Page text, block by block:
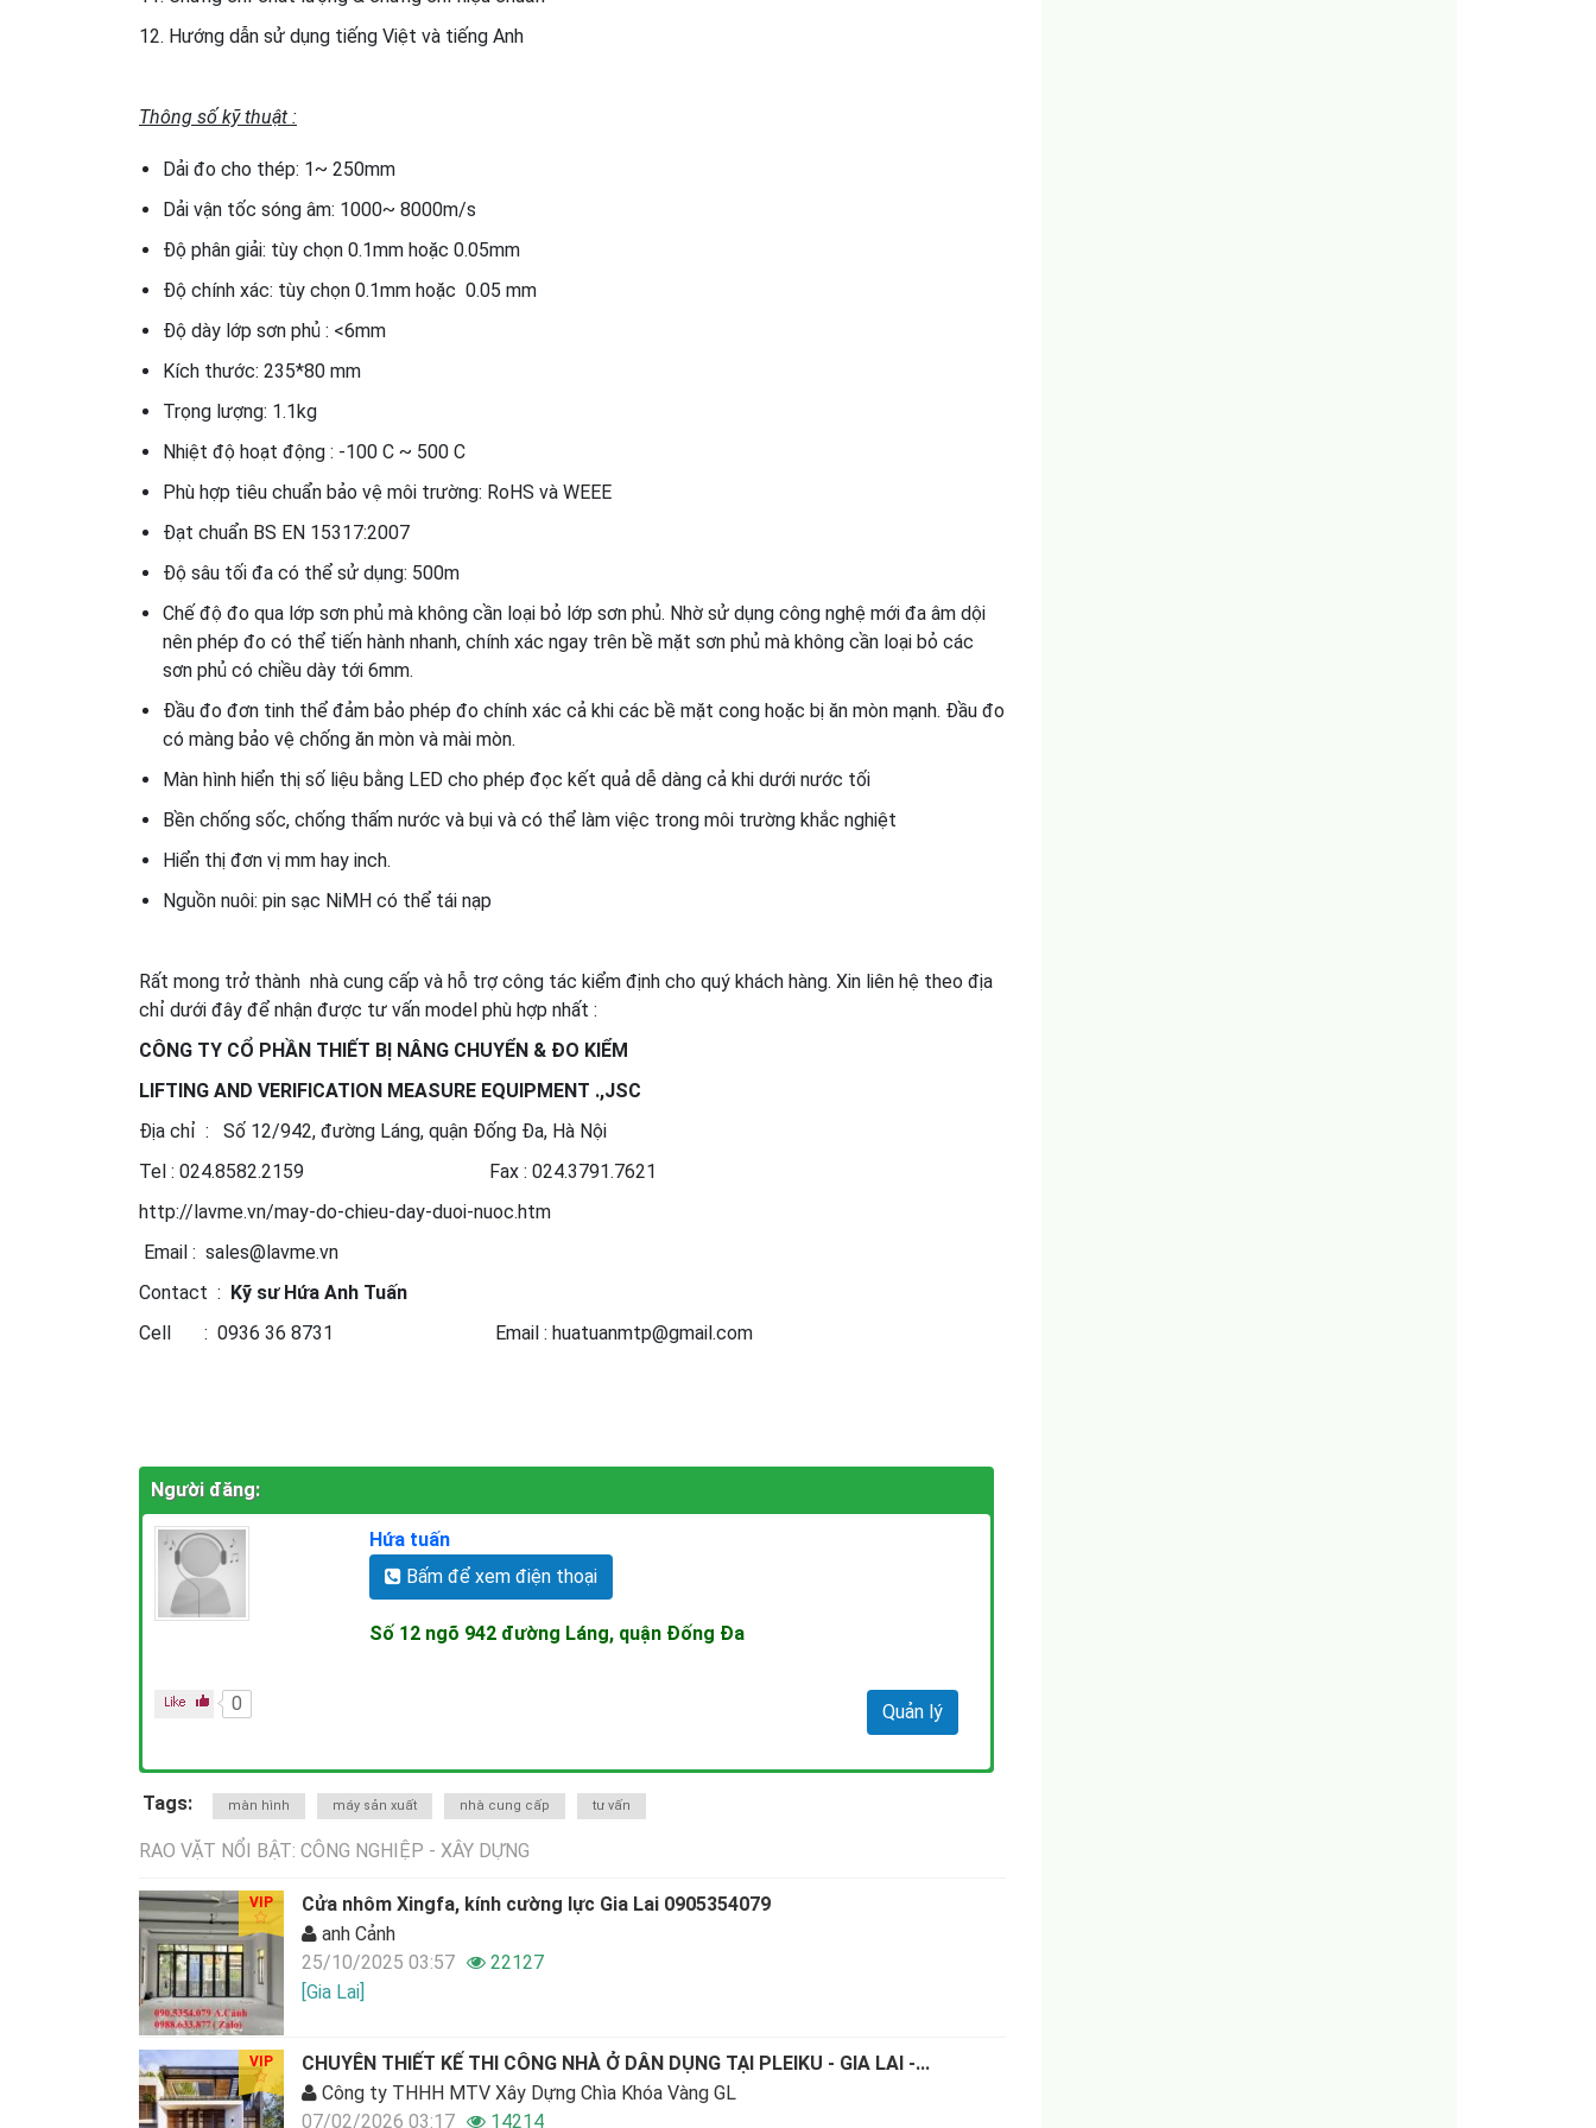
12. Hướng dẫn sử dụng tiếng Việt và tiếng Anh
Thông số kỹ thuật :
Dải đo cho thép: 1~ 250mm
Dải vận tốc sóng âm: 1000~ 8000m/s
Độ phân giải: tùy chọn 0.1mm hoặc 0.05mm
Độ chính xác: tùy chọn 0.1mm hoặc 0.05 mm
Độ dày lớp sơn phủ : <6mm
Kích thước: 235*80 mm
Trọng lượng: 1.1kg
Nhiệt độ hoạt động : -100 C ~ 500 C
Phù hợp tiêu chuẩn bảo vệ môi trường: RoHS và WEEE
Đạt chuẩn BS EN 15317:2007
Độ sâu tối đa có thể sử dụng: 500m
Chế độ đo qua lớp sơn phủ mà không cần loại bỏ lớp sơn phủ. Nhờ sử dụng công nghệ mới đa âm dội
nên phép đo có thể tiến hành nhanh, chính xác ngay trên bề mặt sơn phủ mà không cần loại bỏ các
sơn phủ có chiều dày tới 6mm.
Đầu đo đơn tinh thể đảm bảo phép đo chính xác cả khi các bề mặt cong hoặc bị ăn mòn mạnh. Đầu đo
có màng bảo vệ chống ăn mòn và mài mòn.
Màn hình hiển thị số liệu bằng LED cho phép đọc kết quả dễ dàng cả khi dưới nước tối
Bền chống sốc, chống thấm nước và bụi và có thể làm việc trong môi trường khắc nghiệt
Hiển thị đơn vị mm hay inch.
Nguồn nuôi: pin sạc NiMH có thể tái nạp
Rất mong trở thành nhà cung cấp và hỗ trợ công tác kiểm định cho quý khách hàng. Xin liên hệ theo địa
chỉ dưới đây để nhận được tư vấn model phù hợp nhất :
CÔNG TY CỔ PHẦN THIẾT BỊ NÂNG CHUYỂN & ĐO KIỂM
LIFTING AND VERIFICATION MEASURE EQUIPMENT .,JSC
Địa chỉ : Số 12/942, đường Láng, quận Đống Đa, Hà Nội
Tel : 024.8582.2159 Fax : 024.3791.7621
http://lavme.vn/may-do-chieu-day-duoi-nuoc.htm
Email : sales@lavme.vn
Contact : Kỹ sư Hứa Anh Tuấn
Cell : 0936 36 8731 Email : huatuanmtp@gmail.com
Người đăng:
Hứa tuấn
Bấm để xem điện thoại
Số 12 ngõ 942 đường Láng, quận Đống Đa
Quản lý
0
Tags: màn hình máy sản xuất nhà cung cấp tư vấn
RAO VẶT NỔI BẬT: CÔNG NGHIỆP - XÂY DỰNG
VIP
Cửa nhôm Xingfa, kính cường lực Gia Lai 0905354079
anh Cảnh
25/10/2025 03:57
22127
[Gia Lai]
VIP
CHUYÊN THIẾT KẾ THI CÔNG NHÀ Ở DÂN DỤNG TẠI PLEIKU - GIA LAI -...
Công ty THHH MTV Xây Dựng Chìa Khóa Vàng GL
07/02/2026 03:17
14214